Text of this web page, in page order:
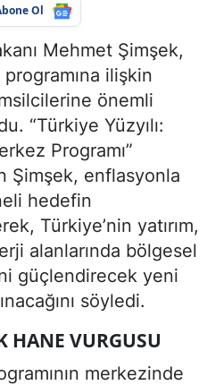
Ol
Mehmet Şimşek,
ilişkin
önemli
“Türkiye Yüzyılı:
Programı”
Şimşek, enflasyonla
hedefin
Türkiye’nin yatırım,
alanlarında bölgesel
güçlendirecek yeni
söyledi.
HANE VURGUSU
merkezinde